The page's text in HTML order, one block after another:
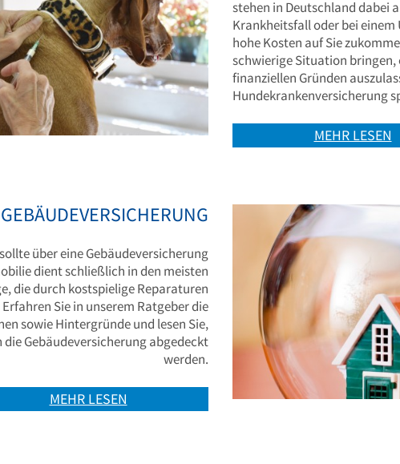
stehen in Deutschland dabei
Krankheitsfall oder bei
hohe Kosten auf Sie
schwierige Situation
finanziellen Gründen
Hundekrankenversicherung
MEHR LESEN
GEBÄUDEVERSICHERUNG
über eine Gebäudeversicherung
dient schließlich in den meisten
die durch kostspielige Reparaturen
Sie in unserem Ratgeber die
sowie Hintergründe und lesen Sie,
Gebäudeversicherung abgedeckt
werden.
MEHR LESEN